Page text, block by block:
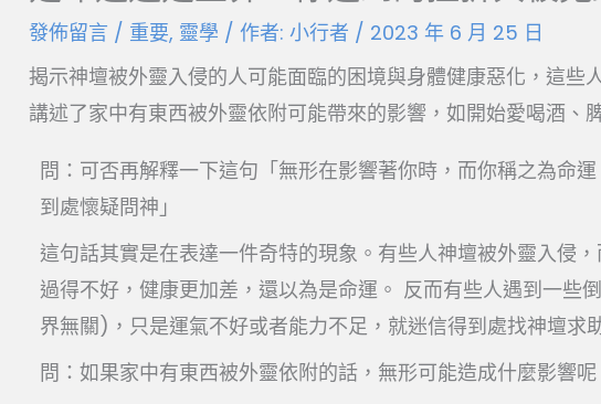
發佈留言 / 重要, 靈學 / 作者:小行者 / 2023 年 6 月 25 日
揭示神壇被外靈入侵的人可能面臨的困境與身體健康惡化，這些
講述了家中有東西被外靈依附可能帶來的影響，如開始愛喝酒、
問：可否再解釋一下這句「無形在影響著你時，而你稱之為命
到處懷疑問神」
這句話其實是在表達一件奇特的現象。有些人神壇被外靈入侵
過得不好，健康更加差，還以為是命運。 反而有些人遇到一些
界無關)，只是運氣不好或者能力不足，就迷信得到處找神壇求
問：如果家中有東西被外靈依附的話，無形可能造成什麼影響呢